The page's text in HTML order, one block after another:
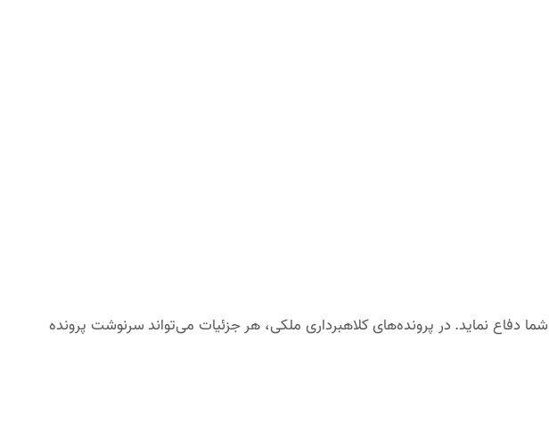
دفاع نماید. در پرونده‌های کلاهبرداری ملکی، هر جزئیات می‌تواند سرنوشت پرونده